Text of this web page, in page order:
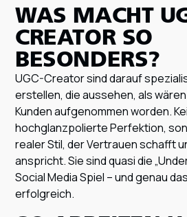
WAS MACHT
CREATOR SO
BESONDERS?
UGC-Creator sind darauf
erstellen, die aussehen, als
Kunden aufgenommen worden.
hochglanzpolierte Perfektion,
realer Stil, der Vertrauen schafft
anspricht. Sie sind quasi die
Social Media Spiel – und genau
erfolgreich.